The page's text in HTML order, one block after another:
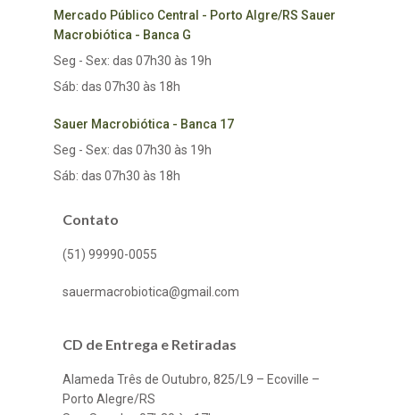
Mercado Público Central - Porto Algre/RS Sauer
Macrobiótica - Banca G
Seg - Sex: das 07h30 às 19h
Sáb: das 07h30 às 18h
Sauer Macrobiótica - Banca 17
Seg - Sex: das 07h30 às 19h
Sáb: das 07h30 às 18h
Contato
(51) 99990-0055
sauermacrobiotica@gmail.com
CD de Entrega e Retiradas
Alameda Três de Outubro, 825/L9 – Ecoville –
Porto Alegre/RS